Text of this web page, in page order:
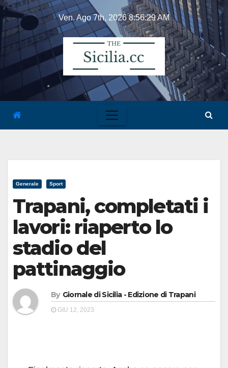
Skip
content
Ven. Ago 7th, 20268:56:29 AM
Generale Sport
Trapani, completati i
lavori: riaperto lo
stadio del
pattinaggio
By Giornale di Sicilia - Edizione di Trapani
GIU 12, 2023